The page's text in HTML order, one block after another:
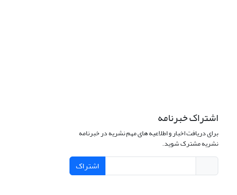
اشتراک خبرنامه
برای دریافت اخبار و اطلاعیه های مهم نشریه در خبرنامه
نشریه مشترک شوید.
اشتراک